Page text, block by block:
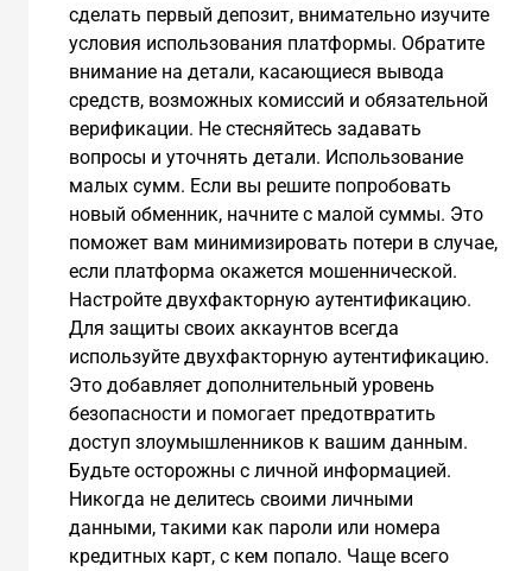
сделать первый депозит, внимательно изучите
условия использования платформы. Обратите
внимание на детали, касающиеся вывода
средств, возможных комиссий и обязательной
верификации. Не стесняйтесь задавать
вопросы и уточнять детали. Использование
малых сумм. Если вы решите попробовать
новый обменник, начните с малой суммы. Это
поможет вам минимизировать потери в случае,
если платформа окажется мошеннической.
Настройте двухфакторную аутентификацию.
Для защиты своих аккаунтов всегда
используйте двухфакторную аутентификацию.
Это добавляет дополнительный уровень
безопасности и помогает предотвратить
доступ злоумышленников к вашим данным.
Будьте осторожны с личной информацией.
Никогда не делитесь своими личными
данными, такими как пароли или номера
кредитных карт, с кем попало. Чаще всего